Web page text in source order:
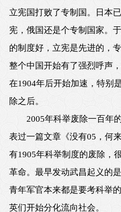
立宪国打败了专制国。日本
宪，俄国还是个专制国家。
的制度好，立宪是先进的，
整个中国开始有了强烈呼声
在1904年后开始加速，特别
除之后。
2005年科举废除一百年
表过一篇文章《没有05，何
有1905年科举制度的废除，
革命。最早发动武昌起义的
青年军官本来都是要考科举
英们开始分化流向社会。